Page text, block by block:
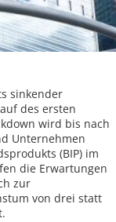
sinkender
des ersten
wird bis nach
Unternehmen
(BIP) im
die Erwartungen
zur
von drei statt